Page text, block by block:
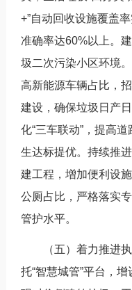
+”自动回收设施覆盖
准确率达60%以上。
圾二次污染小区环境
高新能源车辆占比，
建设，确保垃圾日产
化“三车联动”，提高
生达标提优。持续推
建工程，增加便利设
公厕占比，严格落实
管护水平。
（五）着力推进执
托“智慧城管”平台，